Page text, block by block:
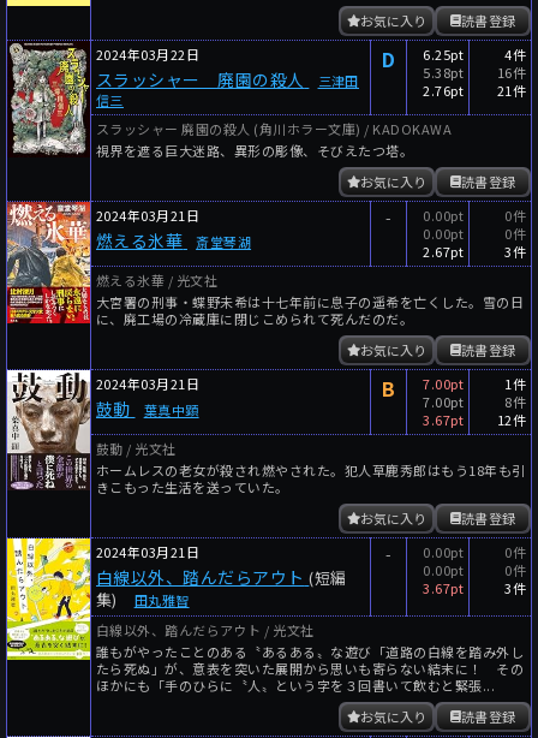
読書登録
お気に入り
2024年03月22日
スラッシャー 廃園の殺人
三津田
信三
D
6.25pt
5.38pt
2.76pt
4件
16件
21件
スラッシャー 廃園の殺人 (角川ホラー文庫) / KADOKAWA
視界を遮る巨大迷路、異形の彫像、そびえたつ塔。
読書登録
お気に入り
2024年03月21日
燃える氷華 斎堂琴湖
-
0.00pt
0.00pt
2.67pt
0件
0件
3件
燃える氷華 / 光文社
大宮署の刑事・蝶野未希は十七年前に息子の遥希を亡くした。雪の日
に、廃工場の冷蔵庫に閉じこめられて死んだのだ。
読書登録
お気に入り
2024年03月21日
鼓動 葉真中顕
B
7.00pt
7.00pt
3.67pt
1件
8件
12件
鼓動 / 光文社
ホームレスの老女が殺され燃やされた。犯人草鹿秀郎はもう18年も引
きこもった生活を送っていた。
読書登録
お気に入り
2024年03月21日
白線以外、踏んだらアウト (短編
集)
田丸雅智
-
0.00pt
0.00pt
3.67pt
0件
0件
3件
白線以外、踏んだらアウト / 光文社
誰もがやったことのある〝あるある〟な遊び「道路の白線を踏み外し
たら死ぬ」が、意表を突いた展開から思いも寄らない結末に！ その
ほかにも「手のひらに〝人〟という字を３回書いて飲むと緊張...
読書登録
お気に入り